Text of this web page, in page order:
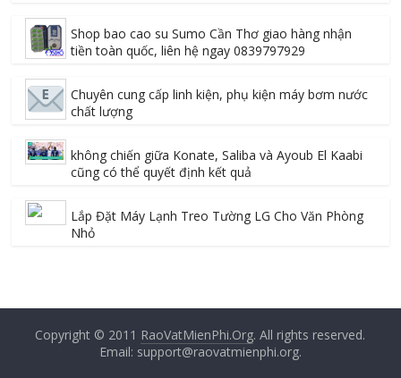
Shop bao cao su Sumo Cần Thơ giao hàng nhận
tiền toàn quốc, liên hệ ngay 0839797929
Chuyên cung cấp linh kiện, phụ kiện máy bơm nước
chất lượng
không chiến giữa Konate, Saliba và Ayoub El Kaabi
cũng có thể quyết định kết quả
Lắp Đặt Máy Lạnh Treo Tường LG Cho Văn Phòng
Nhỏ
Copyright © 2011 RaoVatMienPhi.Org. All rights reserved.
Email: support@raovatmienphi.org.